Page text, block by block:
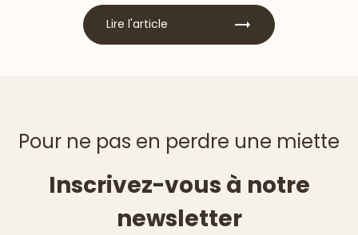
Lire l'article
Pour ne pas en perdre une miette
Inscrivez-vous à notre
newsletter